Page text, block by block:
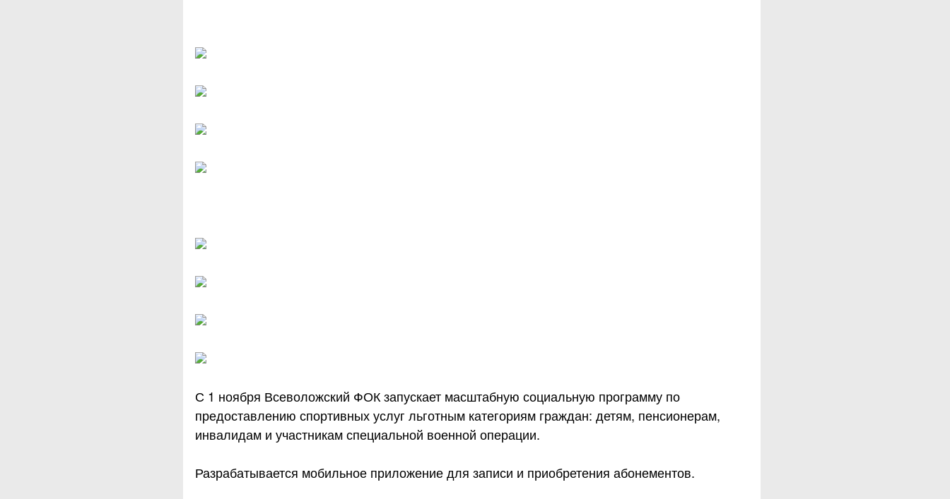
С 1 ноября Всеволожский ФОК запускает масштабную социальную программу по
предоставлению спортивных услуг льготным категориям граждан: детям, пенсионерам,
инвалидам и участникам специальной военной операции.
Разрабатывается мобильное приложение для записи и приобретения абонементов.